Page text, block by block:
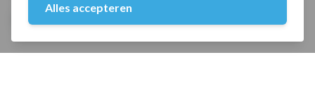
Alles accepteren
Heavy Sprinttrack Custom-Made